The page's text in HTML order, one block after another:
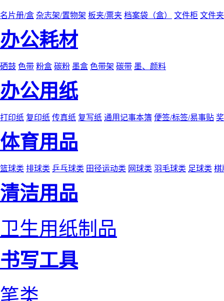
名片册/盒 杂志架/置物架 板夹/票夹 档案袋（盒） 文件柜 文件
办公耗材
硒鼓 色带 粉盒 碳粉 墨盒 色带架 碳带 墨、颜料
办公用纸
打印纸 复印纸 传真纸 复写纸 通用记事本簿 便签/标签/易事贴
体育用品
篮球类 排球类 乒乓球类 田径运动类 网球类 羽毛球类 足球类 棋
清洁用品
卫生用纸制品
书写工具
笔类